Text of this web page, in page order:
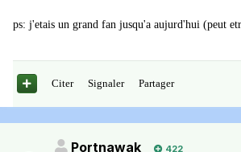
ps: j'etais un grand fan jusqu'a aujurd'hui (peut
Citer Signaler Partager
Portnawak
422